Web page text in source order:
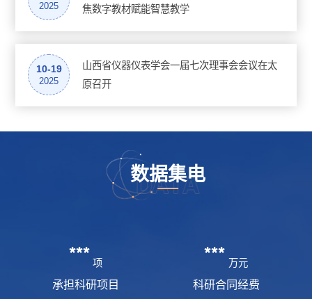
2025
焦数字教材赋能智慧教学
10-19
2025
山西省仪器仪表学会一届七次理事会会议在太
原召开
数据集电
*** 项
承担科研项目
*** 万元
科研合同经费